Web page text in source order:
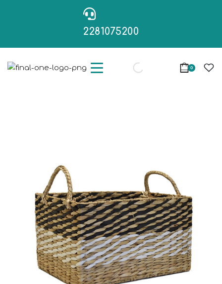
2281075200
0